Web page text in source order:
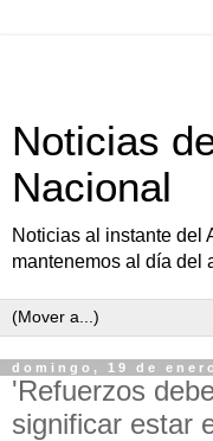
Noticias
Nacional
Noticias al instante del
mantenemos al día del
domingo, 19 de
'Refuerzos
significar estar